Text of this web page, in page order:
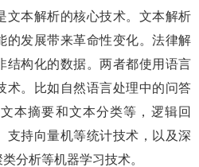
文本解析的核心技术。文本解析
的发展带来革命性变化。法律解
结构化的数据。两者都使用语言
术。比如自然语言处理中的问答
本摘要和文本分类等，逻辑回
支持向量机等统计技术，以及深
分析等机器学习技术。